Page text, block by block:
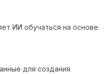
ИИ обучаться на основе
для создания